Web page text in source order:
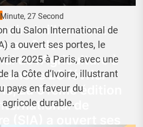
brillamment
au Salon
de l’Agriculture à
23 février
La 61ème édition
de
27 Second
du Salon International de
a ouvert ses portes, le
2025 à Paris, avec une
la Côte d’Ivoire, illustrant
pays en faveur du
durable.